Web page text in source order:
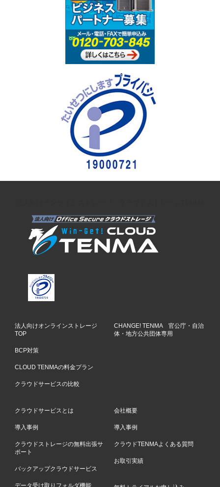
法人向けオンラインストレージ
TOP
BCP対策
CLOUD TENMAの料金プラン
クラウドサービスの比較
CHANGE! TENMA 官公庁・自治
体・地方公共団体専用
クラウドサービスとは
導入事例
クラウドストレージの無料出張サ
ポート
バックアップクラウドサービス
会社概要
導入事例
クラウドTENMAよくある質問
お取引実績